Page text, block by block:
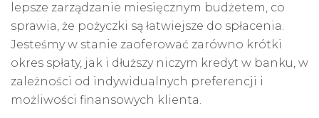
lepsze zarządzanie miesięcznym budżetem, co
sprawia, że pożyczki są łatwiejsze do spłacenia.
Jesteśmy w stanie zaoferować zarówno krótki
okres spłaty, jak i dłuższy niczym kredyt w banku, w
zależności od indywidualnych preferencji i
możliwości finansowych klienta.